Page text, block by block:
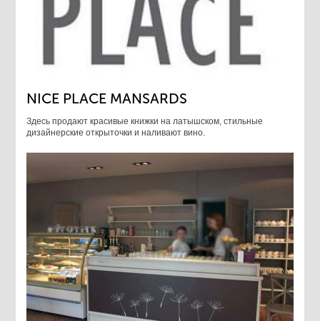
NICE PLACE MANSARDS
Здесь продают красивые книжки на латышском, стильные
дизайнерские открыточки и наливают вино.